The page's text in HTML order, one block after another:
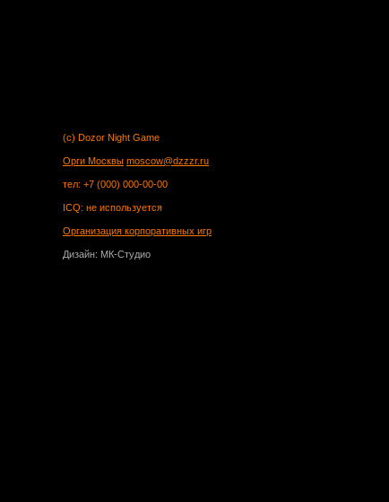
(c) Dozor Night Game
Орги Москвы moscow@dzzzr.ru
тел: +7 (000) 000-00-00
ICQ: не используется
Организация корпоративных игр
Дизайн: МК-Студио